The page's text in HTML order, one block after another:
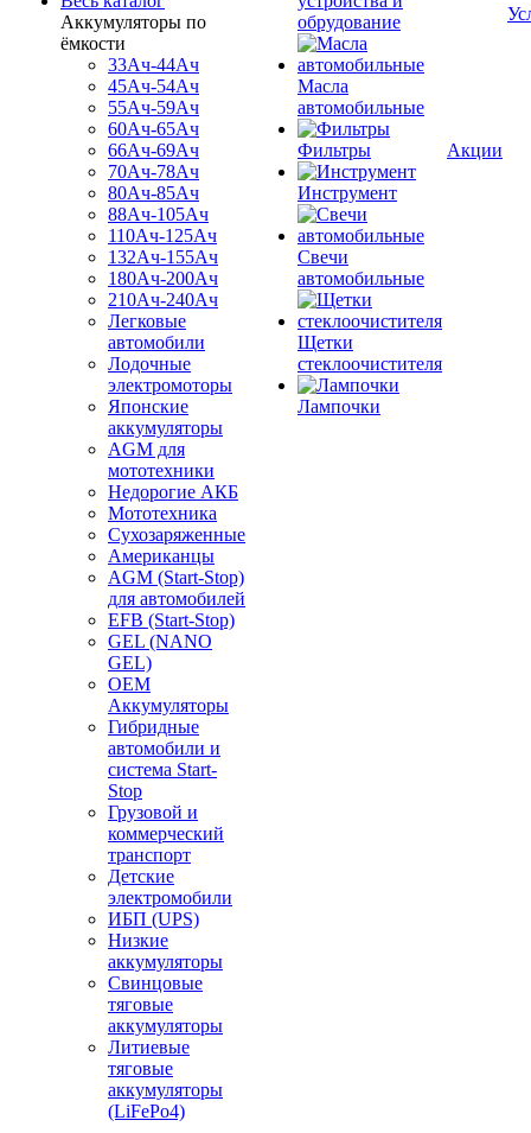
Аккумуляторы по
ёмкости
33Ач-44Ач
45Ач-54Ач
55Ач-59Ач
60Ач-65Ач
66Ач-69Ач
70Ач-78Ач
80Ач-85Ач
88Ач-105Ач
110Ач-125Ач
132Ач-155Ач
180Ач-200Ач
210Ач-240Ач
Легковые
автомобили
Лодочные
электромоторы
Японские
аккумуляторы
AGM для
мототехники
Недорогие АКБ
Мототехника
Сухозаряженные
Американцы
AGM (Start-Stop)
для автомобилей
EFB (Start-Stop)
GEL (NANO
GEL)
OEM
Аккумуляторы
Гибридные
автомобили и
система Start-
Stop
Грузовой и
коммерческий
транспорт
Детские
электромобили
ИБП (UPS)
Низкие
аккумуляторы
Свинцовые
тяговые
аккумуляторы
Литиевые
тяговые
аккумуляторы
(LiFePo4)
обрудование
Масла
автомобильные
Фильтры
Инструмент
Свечи
автомобильные
Щетки
стеклоочистителя
Лампочки
Акции